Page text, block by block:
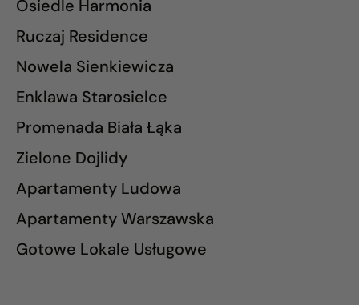
Osiedle Harmonia
Ruczaj Residence
Nowela Sienkiewicza
Enklawa Starosielce
Promenada Biała Łąka
Zielone Dojlidy
Apartamenty Ludowa
Apartamenty Warszawska
Gotowe Lokale Usługowe